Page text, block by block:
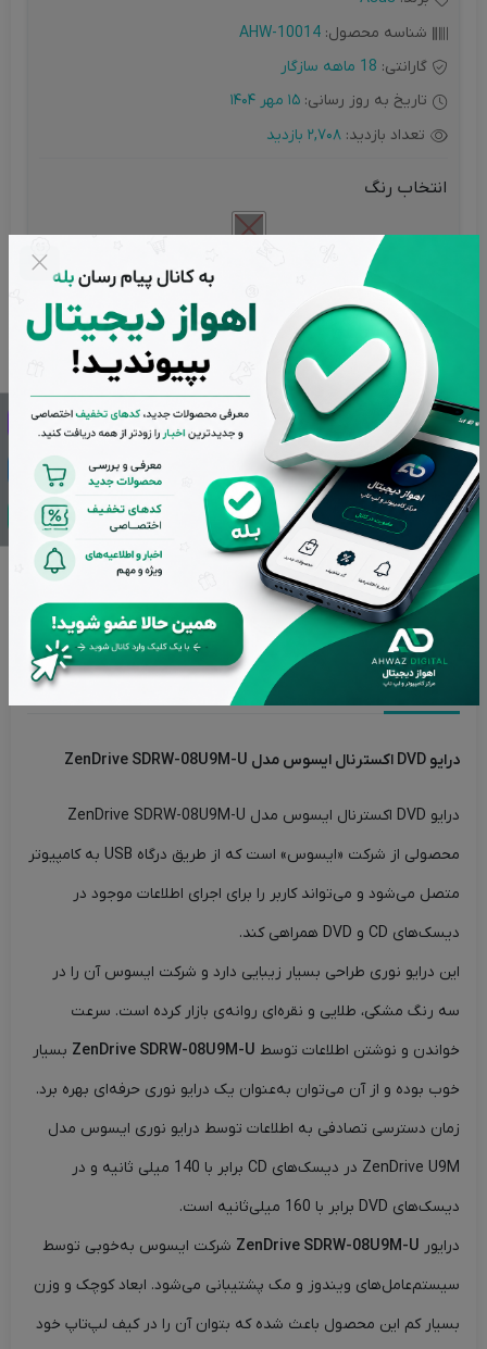
شناسه محصول: AHW-10014
گارانتی: 18 ماهه سازگار
تاریخ به روز رسانی: 15 مهر 1404
تعداد بازدید: 2,708 بازدید
انتخاب رنگ
افزودن به سبد خرید
درخواست مرجوع کردن کالا در گروه درایو دی وی دی اکسترنال با
دلیل "انصراف از خرید" تنها در صورتی قابل تایید است که کالا در
شرایط اولیه باشد (در صورت پلمپ بودن، کالا نباید باز شده باشد).
تضمین بهترین قیمت بازار
پشتیبانی از ساعت 9 تا 20 بجز ایام تعطیل
بازگشت وجه در صورت عدم رضایت
اصالت کالاها از برترین برندها
تحویل سریع در کمترین زمان ممکن
توضیحات ویژگی های محصول نقد و بررسی‌ها (0)
درایو DVD اکسترنال ایسوس مدل ZenDrive SDRW-08U9M-U
درایو DVD اکسترنال ایسوس مدل ZenDrive SDRW-08U9M-U
محصولی از شرکت «ایسوس» است که از طریق درگاه USB به کامپیوتر
متصل می‌شود و می‌تواند کاربر را برای اجرای اطلاعات موجود در
دیسک‌های CD و DVD همراهی کند.
این درایو نوری طراحی بسیار زیبایی دارد و شرکت ایسوس آن را در
سه رنگ مشکی، طلایی و نقره‌ای روانه‌ی بازار کرده است. سرعت
خواندن و نوشتن اطلاعات توسط ZenDrive SDRW-08U9M-U بسیار
خوب بوده و از آن می‌توان به‌عنوان یک درایو نوری حرفه‌ای بهره برد.
زمان دسترسی تصادفی به اطلاعات توسط درایو نوری ایسوس مدل
ZenDrive U9M در دیسک‌های CD برابر با 140 میلی ثانیه و در
دیسک‌های DVD برابر با 160 میلی‌ثانیه است.
درایور ZenDrive SDRW-08U9M-U شرکت ایسوس به‌خوبی توسط
سیستم‌عامل‌های ویندوز و مک پشتیبانی می‌شود. ابعاد کوچک و وزن
بسیار کم این محصول باعث شده که بتوان آن را در کیف لپ‌تاپ خود